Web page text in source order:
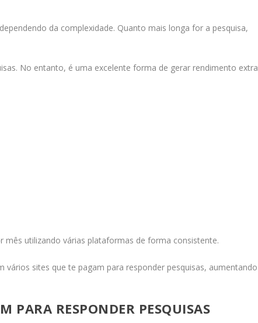
da complexidade. Quanto mais longa for a pesquisa,
No entanto, é uma excelente forma de gerar rendimento extra
mês utilizando várias plataformas de forma consistente.
vários sites que te pagam para responder pesquisas, aumentando
PARA RESPONDER PESQUISAS